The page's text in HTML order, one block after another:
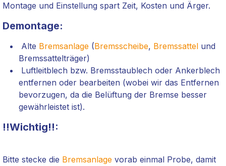
Montage und Einstellung spart Zeit, Kosten und Ärger.
Demontage:
Alte Bremsanlage (Bremsscheibe, Bremssattel und
Bremssattelträger)
Luftleitblech bzw. Bremsstaublech oder Ankerblech
entfernen oder bearbeiten (wobei wir das Entfernen
bevorzugen, da die Belüftung der Bremse besser
gewährleistet ist).
!!Wichtig!!:
Bitte stecke die Bremsanlage vorab einmal Probe, damit